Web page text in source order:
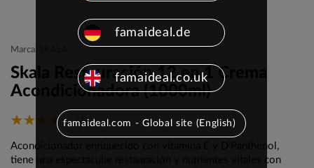
Marca: SKALA
Skala Restauración 12 en 1 Crema
Acondicionadora (1000ml)
(1)
Acondicionador enriquecido con vitamina E y D'Panthenol,
tiene una espectacular restauración y nutrientes vitales con
famaideal.de
famaideal.co.uk
famaideal.com - Global site (English)